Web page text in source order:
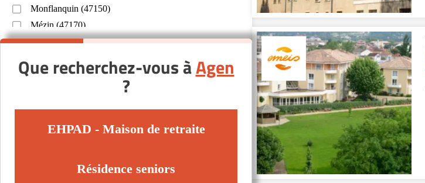
Monflanquin (47150)
Mézin (47170)
Penne-d'Agenais (47140)
Saint-Hilaire-de-Lusignan (47450)
Tonneins (47400)
Que recherchez-vous àAgen
?
EHPAD - Maison de retraite
Résidence seniors